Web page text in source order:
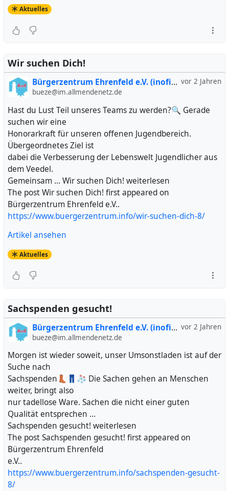
Aktuelles
Wir suchen Dich!
vor 2 Jahren
Bürgerzentrum Ehrenfeld e.V. (inofiziell)
bueze@im.allmendenetz.de
Hast du Lust Teil unseres Teams zu werden?🔍 Gerade
suchen wir eine
Honorarkraft für unseren offenen Jugendbereich.
Übergeordnetes Ziel ist
dabei die Verbesserung der Lebenswelt Jugendlicher aus
dem Veedel.
Gemeinsam … Wir suchen Dich! weiterlesen
The post Wir suchen Dich! first appeared on
Bürgerzentrum Ehrenfeld e.V..
https://www.buergerzentrum.info/wir-suchen-dich-8/
Artikel ansehen
Aktuelles
Sachspenden gesucht!
vor 2 Jahren
Bürgerzentrum Ehrenfeld e.V. (inofiziell)
bueze@im.allmendenetz.de
Morgen ist wieder soweit, unser Umsonstladen ist auf der
Suche nach
Sachspenden👢👖🧦 Die Sachen gehen an Menschen
weiter, bringt also
nur tadellose Ware. Sachen die nicht einer guten
Qualität entsprechen …
Sachspenden gesucht! weiterlesen
The post Sachspenden gesucht! first appeared on
Bürgerzentrum Ehrenfeld
e.V..
https://www.buergerzentrum.info/sachspenden-gesucht-
8/